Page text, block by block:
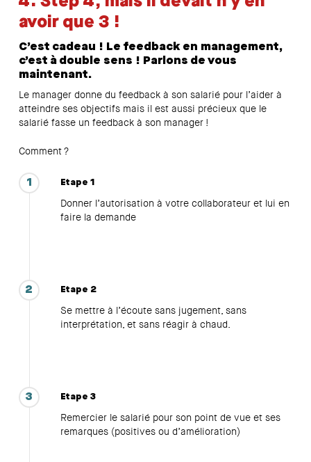
avoir que 3 !
C’est cadeau ! Le feedback en management,
c’est à double sens ! Parlons de vous
maintenant.
Le manager donne du feedback à son salarié pour l’aider à
atteindre ses objectifs mais il est aussi précieux que le
salarié fasse un feedback à son manager !
Comment ?
1 Etape 1
Donner l’autorisation à votre collaborateur et lui en
faire la demande
2 Etape 2
Se mettre à l’écoute sans jugement, sans
interprétation, et sans réagir à chaud.
3 Etape 3
Remercier le salarié pour son point de vue et ses
remarques (positives ou d’amélioration)